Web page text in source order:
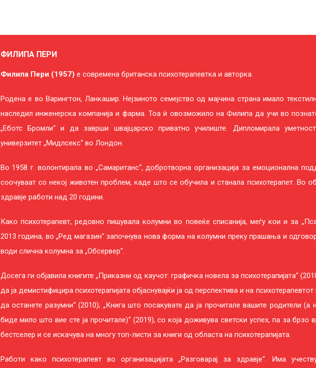
ФИЛИПА ПЕРИ
Филипа Пери (1957) е современа британска психотерапевтка и авторка.
Родена е во Варингтон, Ланкашир. Нејзиното семејство од мајчина страна имало
наследил инженерска компанија и фарма. Тоа ѝ овозможило на Филипа да учи во
„Еботс Бромли“ и да заврши швајцарско приватно училиште. Дипломирала
универзитет „Мидлсекс“ во Лондон.
Во 1958 г. волонтирала во „Самаританс“, добротворна организација за емоционална
соочуваат со некој животен проблем, каде што се обучила и станала психотерапет. Во
здравје работи над 20 години.
Како психотерапевт, редовно пишувала колумни во повеќе списанија, меѓу кои и за
2013 година, во „Ред магазин“ започнува нова форма на колумни преку прашања и
води слична колумна за „Обсервер“.
Досега ги објавила книгите „Приказни од каучот: графичка новела за психотерапијата“
да ја демистифицира психотерапијата објаснувајќи ја од перспектива и на
да останете разумни“ (2010); „Книга што посакувате да ја прочитале вашите родители
биде мило што вие сте ја прочитале)“ (2019), со која доживува светски успех, па за брзо
бестселер и се искачува на многу топ-листи за книги од областа на психотерапијата.
Работи како психотерапевт во организацијата „Разговарај за здравје“. Има